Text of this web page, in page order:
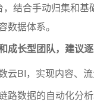
结合手动归集和基
数据体系。
成长型团队，建议
云BI，实现内容、
路数据的自动化分析